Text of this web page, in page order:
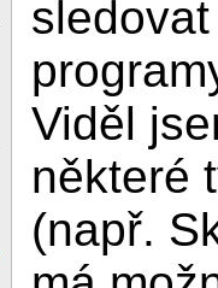
Viděl
některé
(např.